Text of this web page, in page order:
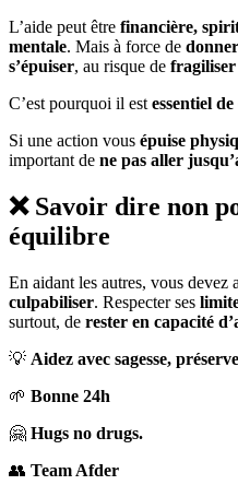
L’aide peut être financière,
mentale. Mais à force de
s’épuiser, au risque de fragiliser
C’est pourquoi il est essentiel
Si une action vous épuise
important de ne pas aller
❌ Savoir dire non
équilibre
En aidant les autres, vous devez
culpabiliser. Respecter ses
surtout, de rester en capacité
💡 Aidez avec sagesse,
🌱 Bonne 24h
🤗 Hugs no drugs.
👥 Team Afder